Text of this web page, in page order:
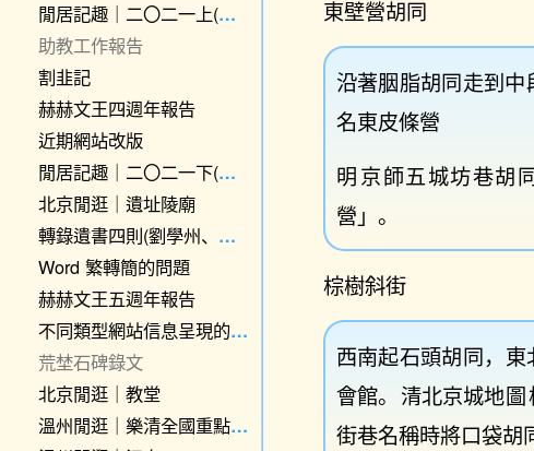
閒居記趣｜二〇二一上(恰飯、六分儀、禿頭程序員、月食)
助教工作報告
割韭記
赫赫文王四週年報告
近期網站改版
閒居記趣｜二〇二一下(三星級廁所、斷罪の魔法少女等)
北京閒逛｜遺址陵廟
轉錄遺書四則(劉學州、鹿道森、高中生、王女士)
Word 繁轉簡的問題
赫赫文王五週年報告
不同類型網站信息呈現的思路小記
荒埜石碑錄文
北京閒逛｜教堂
溫州閒逛｜樂清全國重點文保
東壁營胡同
沿著胭脂胡同走到
名東皮條營
明京師五城坊巷胡
營」。
棕樹斜街
西南起石頭胡同，
會館。 清北京城地圖
街巷名稱時將口袋胡